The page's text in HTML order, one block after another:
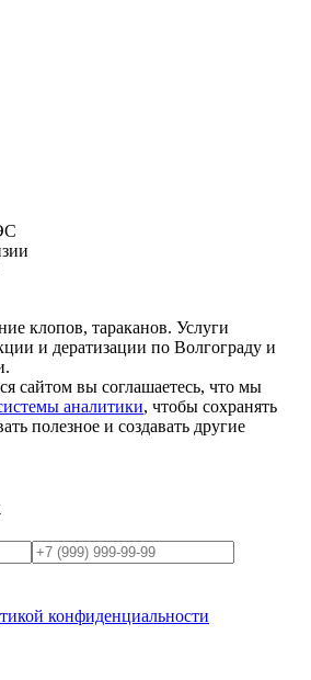
клопов, тараканов. Услуги
и дератизации по Волгограду и
сайтом вы соглашаетесь, что мы
аналитики, чтобы сохранять
полезное и создавать другие
конфиденциальности